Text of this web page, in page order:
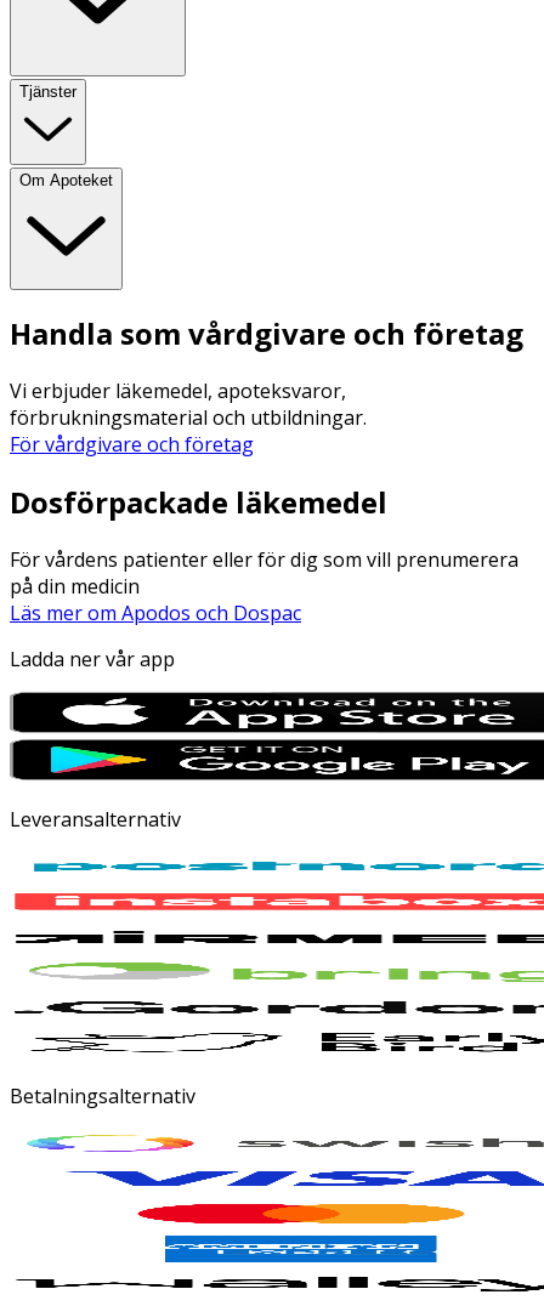
Tjänster
Om Apoteket
Handla som vårdgivare och företag
Vi erbjuder läkemedel, apoteksvaror,
förbrukningsmaterial och utbildningar.
För vårdgivare och företag
Dosförpackade läkemedel
För vårdens patienter eller för dig som vill prenumerera
på din medicin
Läs mer om Apodos och Dospac
Ladda ner vår app
Leveransalternativ
Betalningsalternativ